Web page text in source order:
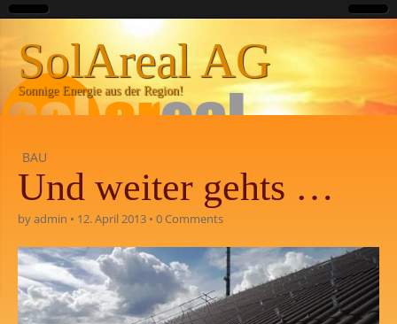
SolAreal AG
Sonnige Energie aus der Region!
BAU
Und weiter gehts …
byadmin • 12. April 2013 • 0 Comments